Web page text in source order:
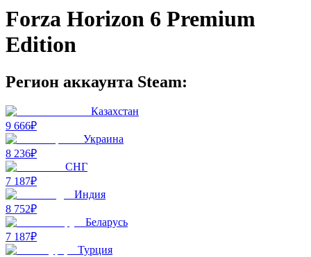
Forza Horizon 6 Premium
Edition
Регион аккаунта Steam:
Казахстан
9 666₽
Украина
8 236₽
СНГ
7 187₽
Индия
8 752₽
Беларусь
7 187₽
Турция